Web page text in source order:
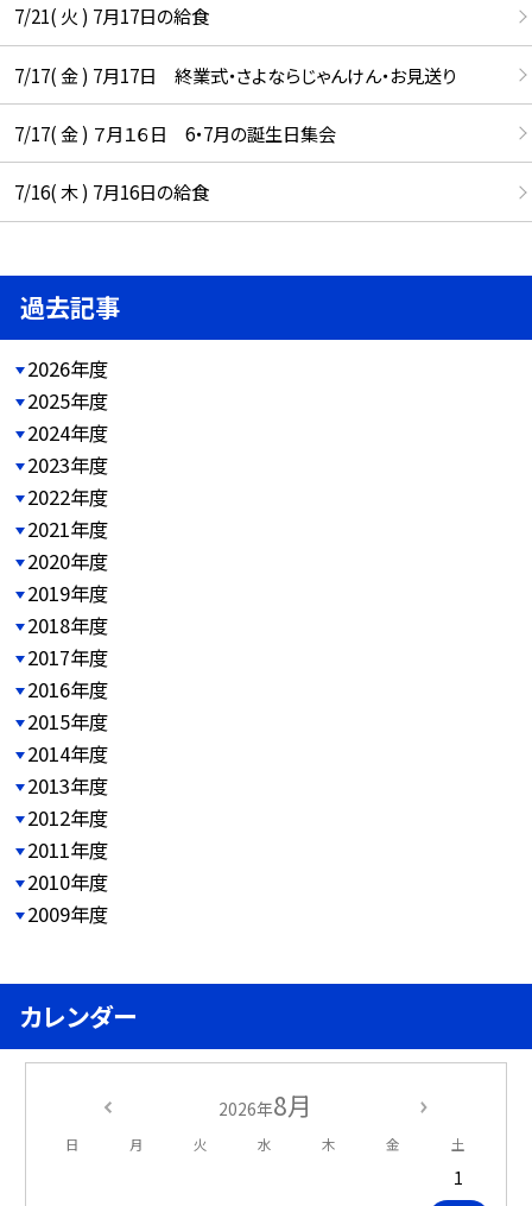
7/21( 火 ) 7月17日の給食
7/17( 金 ) 7月17日 終業式・さよならじゃんけん・お見送り
7/17( 金 ) ７月１６日 6・7月の誕生日集会
7/16( 木 ) 7月16日の給食
過去記事
2026年度
2025年度
2024年度
2023年度
2022年度
2021年度
2020年度
2019年度
2018年度
2017年度
2016年度
2015年度
2014年度
2013年度
2012年度
2011年度
2010年度
2009年度
カレンダー
2026年8月
日 月 火 水 木 金 土
1